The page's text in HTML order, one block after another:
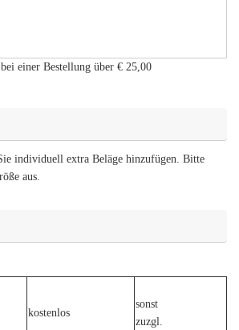
einer Bestellung über € 25,00
individuell extra Beläge hinzufügen. Bitte
aus.
kostenlos
sonst
zuzgl.